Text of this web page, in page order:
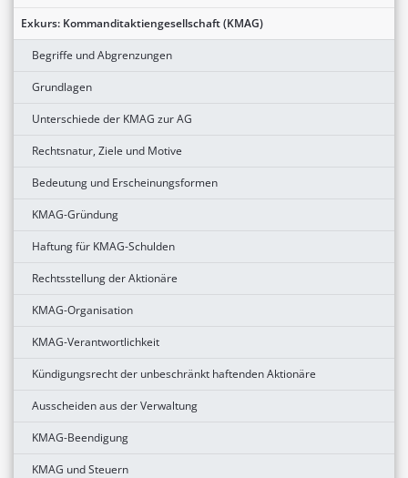
Exkurs: Kommanditaktiengesellschaft (KMAG)
Begriffe und Abgrenzungen
Grundlagen
Unterschiede der KMAG zur AG
Rechtsnatur, Ziele und Motive
Bedeutung und Erscheinungsformen
KMAG-Gründung
Haftung für KMAG-Schulden
Rechtsstellung der Aktionäre
KMAG-Organisation
KMAG-Verantwortlichkeit
Kündigungsrecht der unbeschränkt haftenden Aktionäre
Ausscheiden aus der Verwaltung
KMAG-Beendigung
KMAG und Steuern